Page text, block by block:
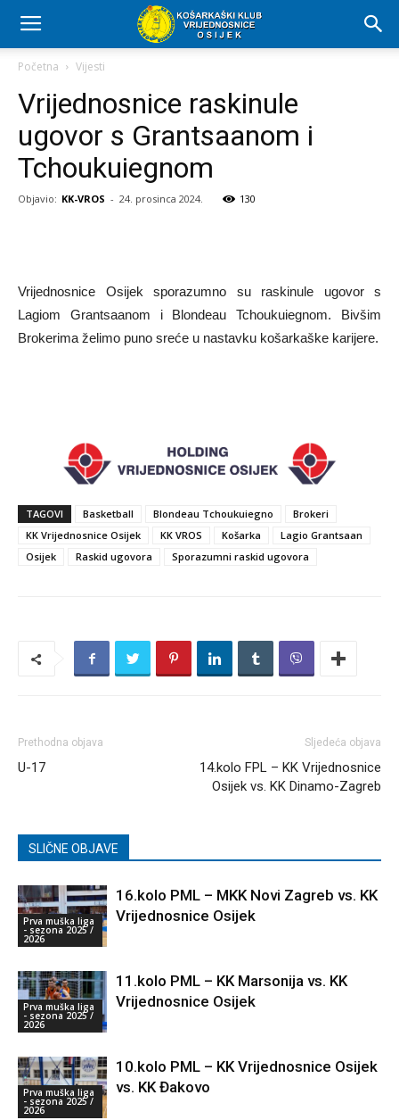
Početna Vijesti
Vrijednosnice raskinule
ugovor s Grantsaanom i
Tchoukuiegnom
Objavio: KK-VROS - 24. prosinca 2024. 130
Vrijednosnice Osijek sporazumno su raskinule ugovor s
Lagiom Grantsaanom i Blondeau Tchoukuiegnom. Bivšim
Brokerima želimo puno sreće u nastavku košarkaške karijere.
TAGOVI Basketball Blondeau Tchoukuiegno
Brokeri
KK Vrijednosnice Osijek
KK VROS Košarka
Lagio Grantsaan
Osijek
Raskid ugovora Sporazumni raskid ugovora
Prethodna objava
U-17
Sljedeća objava
14.kolo FPL – KK Vrijednosnice
Osijek vs. KK Dinamo-Zagreb
SLIČNE OBJAVE
Prva muška liga
- sezona 2025 /
2026
16.kolo PML – MKK Novi Zagreb vs. KK
Vrijednosnice Osijek
Prva muška liga
- sezona 2025 /
2026
11.kolo PML – KK Marsonija vs. KK
Vrijednosnice Osijek
Prva muška liga
- sezona 2025 /
2026
10.kolo PML – KK Vrijednosnice Osijek
vs. KK Đakovo